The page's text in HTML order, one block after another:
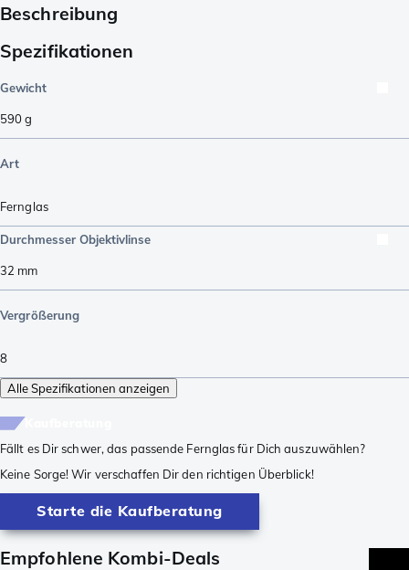
Beschreibung
Spezifikationen
Gewicht
590g
Art
Fernglas
Durchmesser Objektivlinse
32 mm
Vergrößerung
8
Alle Spezifikationen anzeigen
Fällt es Dir schwer, das passende Fernglas für Dich auszuwählen?
Keine Sorge! Wir verschaffen Dir den richtigen Überblick!
Starte die Kaufberatung
Empfohlene Kombi-Deals